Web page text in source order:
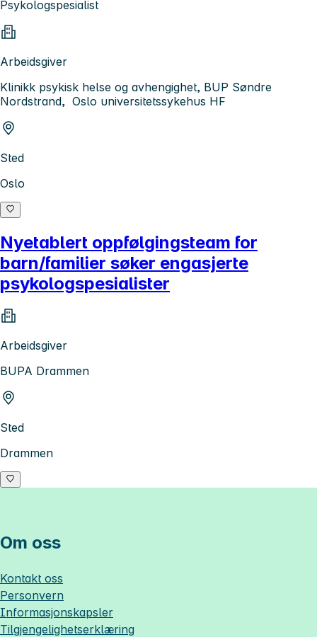
Psykologspesialist
Arbeidsgiver
Klinikk psykisk helse og avhengighet, BUP Søndre
Nordstrand, Oslo universitetssykehus HF
Sted
Oslo
Nyetablert oppfølgingsteam for
barn/familier søker engasjerte
psykologspesialister
Arbeidsgiver
BUPA Drammen
Sted
Drammen
Om oss
Kontakt oss
Personvern
Informasjonskapsler
Tilgjengelighetserklæring